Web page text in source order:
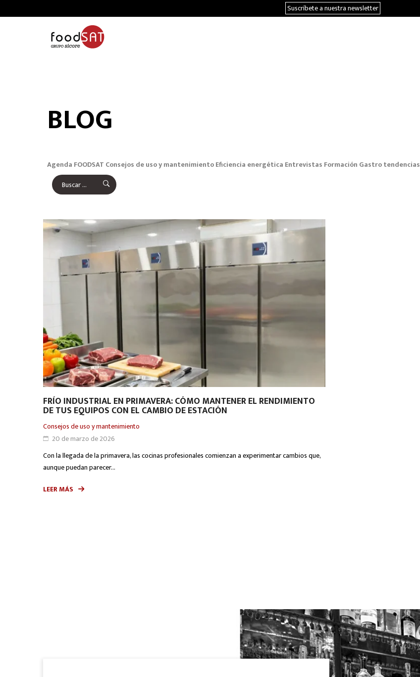
Suscríbete a nuestra newsletter
BLOG
Agenda FOODSAT Consejos de uso y mantenimientoEficiencia energética Entrevistas Formación Gastro tendencias
FRÍO INDUSTRIAL EN PRIMAVERA: CÓMO MANTENER EL RENDIMIENTO
DE TUS EQUIPOS CON EL CAMBIO DE ESTACIÓN
Consejos de uso y mantenimiento
20 de marzo de 2026
Con la llegada de la primavera, las cocinas profesionales comienzan a experimentar cambios que,
aunque puedan parecer...
LEER MÁS